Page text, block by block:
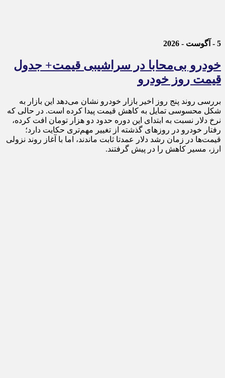
5 - آگوست - 2026
خودرو بی‌محابا در سراشیبی قیمت+ جدول
قیمت روز خودرو
بررسی روند پنج روز اخیر بازار خودرو نشان می‌دهد این بازار به
شکل محسوسی تمایل به کاهش قیمت پیدا کرده است. در حالی که
نرخ دلار نسبت به ابتدای این دوره حدود دو هزار تومان افت کرده،
رفتار خودرو در روزهای گذشته از تغییر مهم‌تری حکایت دارد؛
قیمت‌ها در زمان رشد دلار عمدتا ثابت ماندند، اما با آغاز روند نزولی
ارز، مسیر کاهش را در پیش گرفتند.